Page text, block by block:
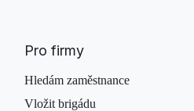
Pro firmy
Hledám zaměstnance
Vložit brigádu